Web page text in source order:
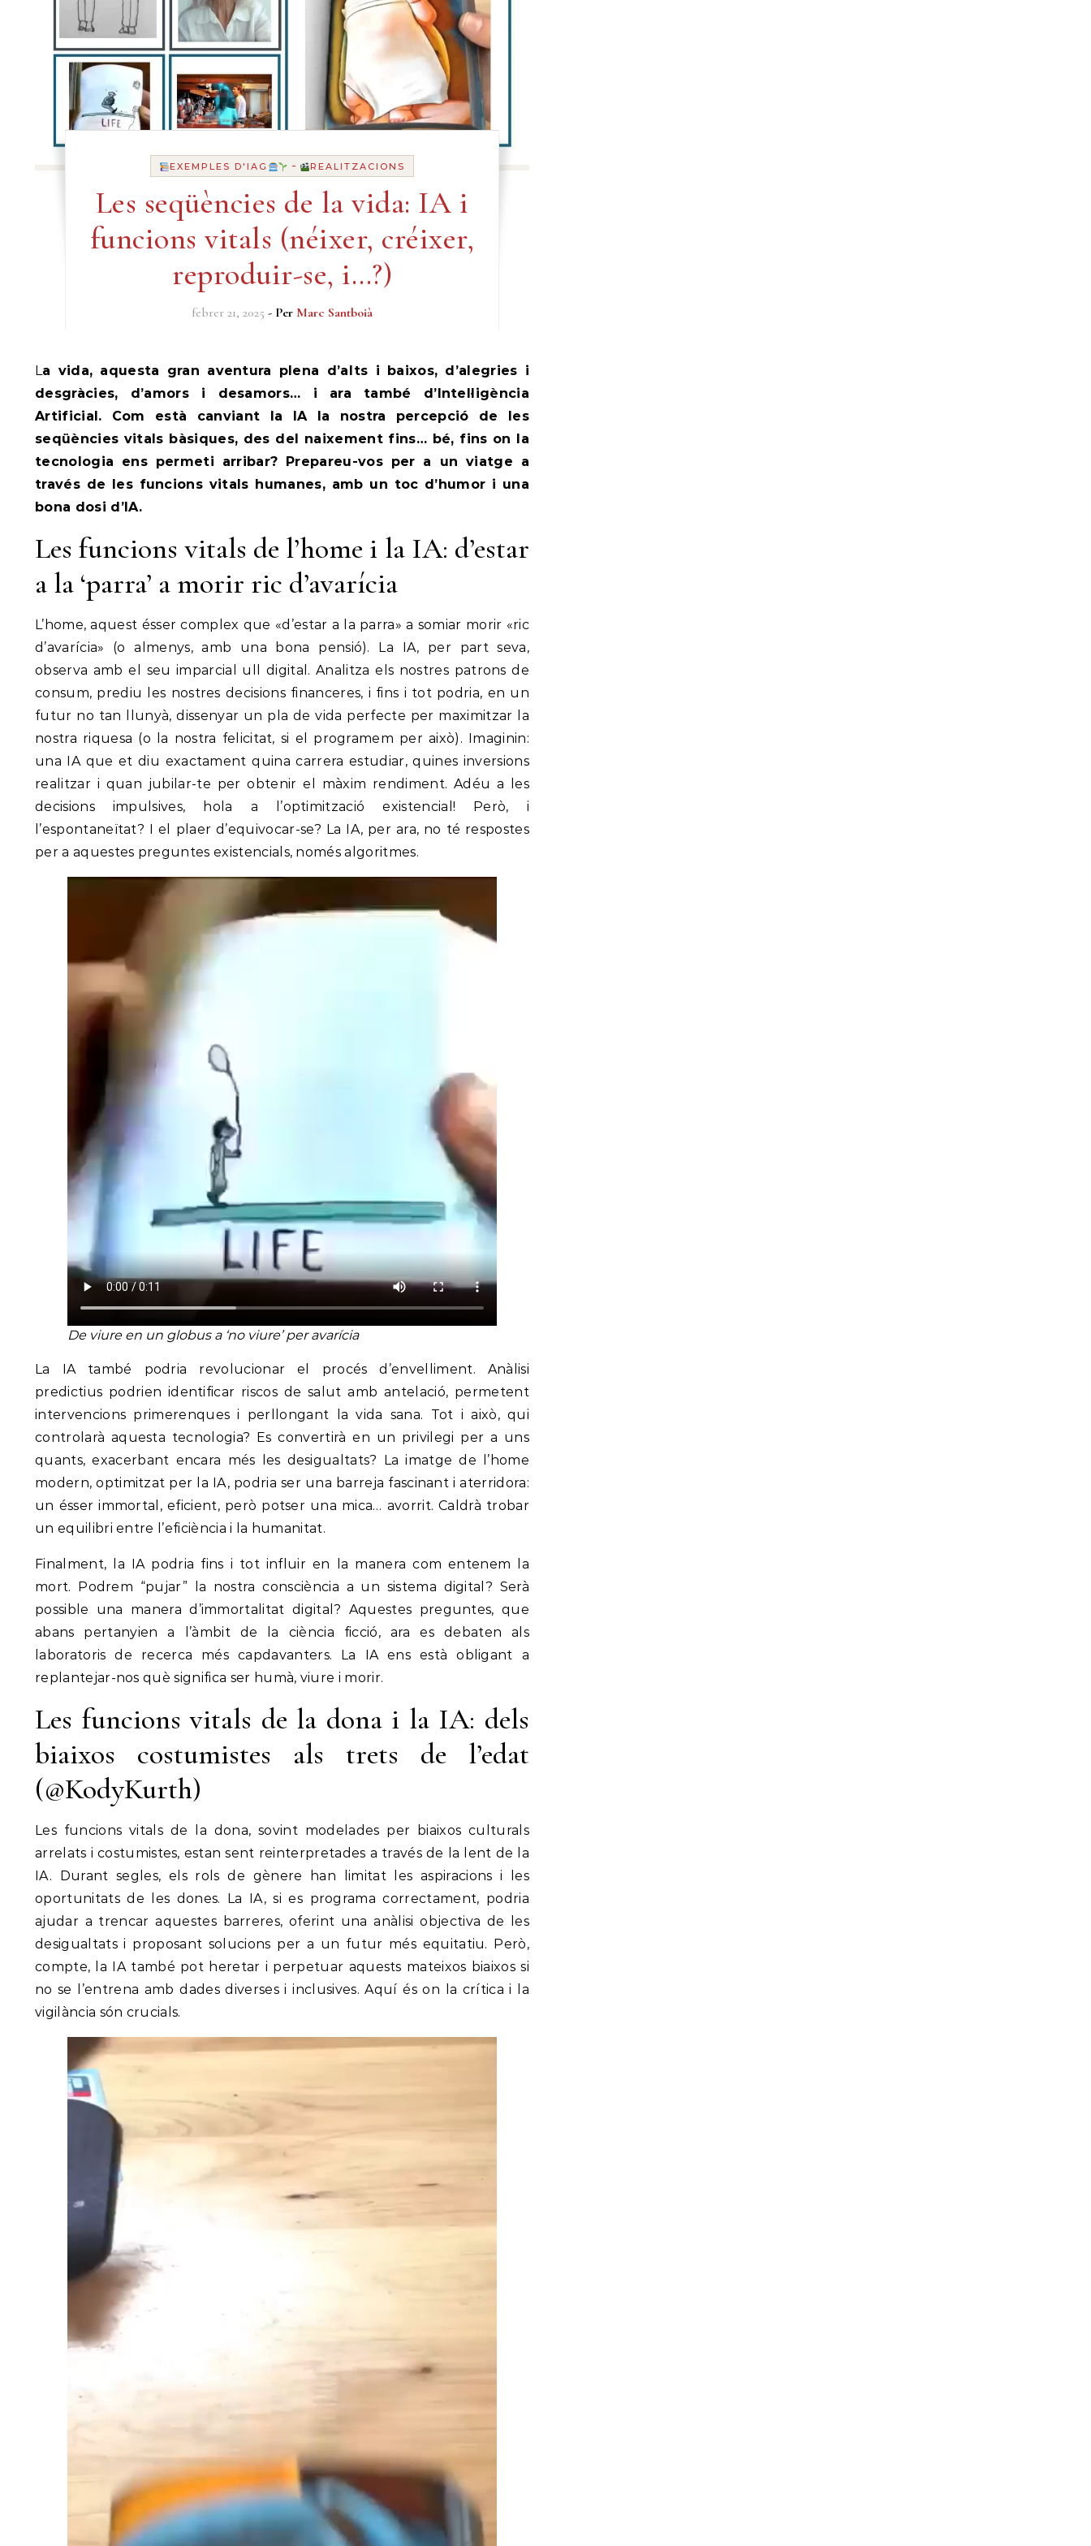
EXEMPLES D'IAG - REALITZACIONS
Les seqüències de la vida: IA i
funcions vitals (néixer, créixer,
reproduir-se, i…?)
febrer 21, 2025 - Per Marc Santboià
La vida, aquesta gran aventura plena d’alts i baixos, d’alegries i
desgràcies, d’amors i desamors… i ara també d’Intel·ligència
Artificial. Com està canviant la IA la nostra percepció de les
seqüències vitals bàsiques, des del naixement fins… bé, fins on la
tecnologia ens permeti arribar? Prepareu-vos per a un viatge a
través de les funcions vitals humanes, amb un toc d’humor i una
bona dosi d’IA.
Les funcions vitals de l’home i la IA: d’estar
a la ‘parra’ a morir ric d’avarícia
L’home, aquest ésser complex que «d’estar a la parra» a somiar morir «ric
d’avarícia» (o almenys, amb una bona pensió). La IA, per part seva,
observa amb el seu imparcial ull digital. Analitza els nostres patrons de
consum, prediu les nostres decisions financeres, i fins i tot podria, en un
futur no tan llunyà, dissenyar un pla de vida perfecte per maximitzar la
nostra riquesa (o la nostra felicitat, si el programem per això). Imaginin:
una IA que et diu exactament quina carrera estudiar, quines inversions
realitzar i quan jubilar-te per obtenir el màxim rendiment. Adéu a les
decisions impulsives, hola a l’optimització existencial! Però, i
l’espontaneïtat? I el plaer d’equivocar-se? La IA, per ara, no té respostes
per a aquestes preguntes existencials, només algoritmes.
De viure en un globus a ‘no viure’ per avarícia
La IA també podria revolucionar el procés d’envelliment. Anàlisi
predictius podrien identificar riscos de salut amb antelació, permetent
intervencions primerenques i perllongant la vida sana. Tot i això, qui
controlarà aquesta tecnologia? Es convertirà en un privilegi per a uns
quants, exacerbant encara més les desigualtats? La imatge de l’home
modern, optimitzat per la IA, podria ser una barreja fascinant i aterridora:
un ésser immortal, eficient, però potser una mica… avorrit. Caldrà trobar
un equilibri entre l’eficiència i la humanitat.
Finalment, la IA podria fins i tot influir en la manera com entenem la
mort. Podrem “pujar” la nostra consciència a un sistema digital? Serà
possible una manera d’immortalitat digital? Aquestes preguntes, que
abans pertanyien a l’àmbit de la ciència ficció, ara es debaten als
laboratoris de recerca més capdavanters. La IA ens està obligant a
replantejar-nos què significa ser humà, viure i morir.
Les funcions vitals de la dona i la IA: dels
biaixos costumistes als trets de l’edat
(@KodyKurth)
Les funcions vitals de la dona, sovint modelades per biaixos culturals
arrelats i costumistes, estan sent reinterpretades a través de la lent de la
IA. Durant segles, els rols de gènere han limitat les aspiracions i les
oportunitats de les dones. La IA, si es programa correctament, podria
ajudar a trencar aquestes barreres, oferint una anàlisi objectiva de les
desigualtats i proposant solucions per a un futur més equitatiu. Però,
compte, la IA també pot heretar i perpetuar aquests mateixos biaixos si
no se l’entrena amb dades diverses i inclusives. Aquí és on la crítica i la
vigilància són crucials.